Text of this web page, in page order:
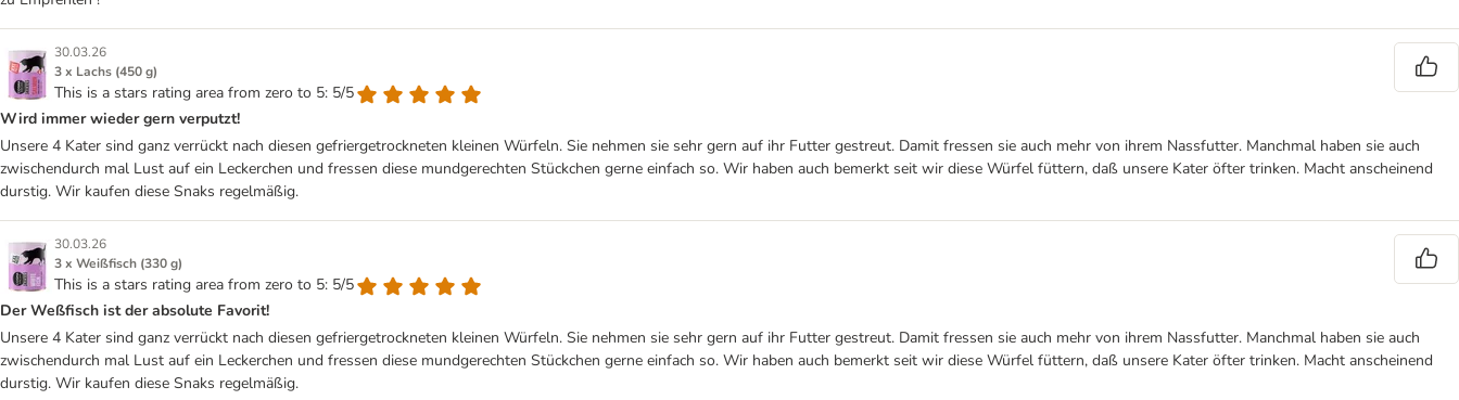
30.03.26
3 x Lachs (450 g)
This is a stars rating area from zero to 5: 5/5
Wird immer wieder gern verputzt!
Unsere 4 Kater sind ganz verrückt nach diesen gefriergetrockneten kleinen Würfeln. Sie nehmen sie sehr gern auf ihr Futter gestreut. Damit fressen sie auch mehr von ihrem Nassfutter. Manchmal haben sie auch
zwischendurch mal Lust auf ein Leckerchen und fressen diese mundgerechten Stückchen gerne einfach so. Wir haben auch bemerkt seit wir diese Würfel füttern, daß unsere Kater öfter trinken. Macht anscheinend
durstig. Wir kaufen diese Snaks regelmäßig.
30.03.26
3 x Weißfisch (330 g)
This is a stars rating area from zero to 5: 5/5
Der Weßfisch ist der absolute Favorit!
Unsere 4 Kater sind ganz verrückt nach diesen gefriergetrockneten kleinen Würfeln. Sie nehmen sie sehr gern auf ihr Futter gestreut. Damit fressen sie auch mehr von ihrem Nassfutter. Manchmal haben sie auch
zwischendurch mal Lust auf ein Leckerchen und fressen diese mundgerechten Stückchen gerne einfach so. Wir haben auch bemerkt seit wir diese Würfel füttern, daß unsere Kater öfter trinken. Macht anscheinend
durstig. Wir kaufen diese Snaks regelmäßig.